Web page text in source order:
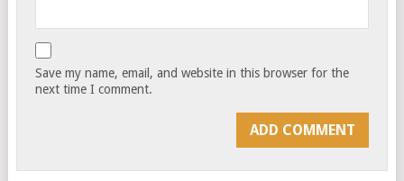
Save my name, email, and website in this browser for the
next time I comment.